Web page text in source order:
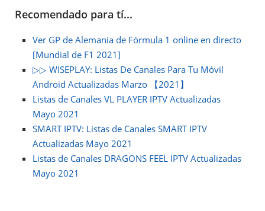
Recomendado para tí...
Ver GP de Alemania de Fórmula 1 online en directo
[Mundial de F1 2021]
▷▷ WISEPLAY: Listas De Canales Para Tu Móvil
Android Actualizadas Marzo 【2021】
Listas de Canales VL PLAYER IPTV Actualizadas
Mayo 2021
SMART IPTV: Listas de Canales SMART IPTV
Actualizadas Mayo 2021
Listas de Canales DRAGONS FEEL IPTV Actualizadas
Mayo 2021